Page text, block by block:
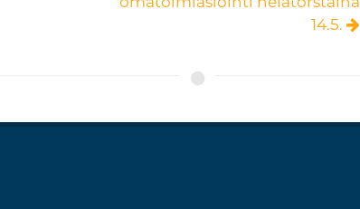
14.5.